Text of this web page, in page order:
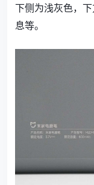
下侧为浅灰色，
息等。